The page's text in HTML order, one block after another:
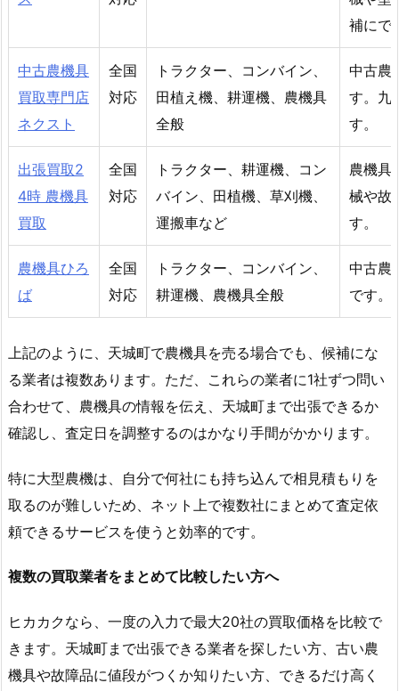
補にで
中古農機具
買取専門店
ネクスト
全国
対応
トラクター、コンバイン、
田植え機、耕運機、農機具
全般
中古農
す。九
す。
出張買取2
4時 農機具
買取
全国
対応
トラクター、耕運機、コン
バイン、田植機、草刈機、
運搬車など
農機具
械や故
す。
農機具ひろ
ば
全国
対応
トラクター、コンバイン、
耕運機、農機具全般
中古農
です。
上記のように、天城町で農機具を売る場合でも、候補にな
る業者は複数あります。ただ、これらの業者に1社ずつ問い
合わせて、農機具の情報を伝え、天城町まで出張できるか
確認し、査定日を調整するのはかなり手間がかかります。
特に大型農機は、自分で何社にも持ち込んで相見積もりを
取るのが難しいため、ネット上で複数社にまとめて査定依
頼できるサービスを使うと効率的です。
複数の買取業者をまとめて比較したい方へ
ヒカカクなら、一度の入力で最大20社の買取価格を比較で
きます。天城町まで出張できる業者を探したい方、古い農
機具や故障品に値段がつくか知りたい方、できるだけ高く